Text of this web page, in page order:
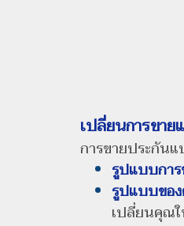
เปลี่ยนการขา
การขายประกัน
รูปแบบกา
รูปแบบของ
เปลี่ยนคุณใ